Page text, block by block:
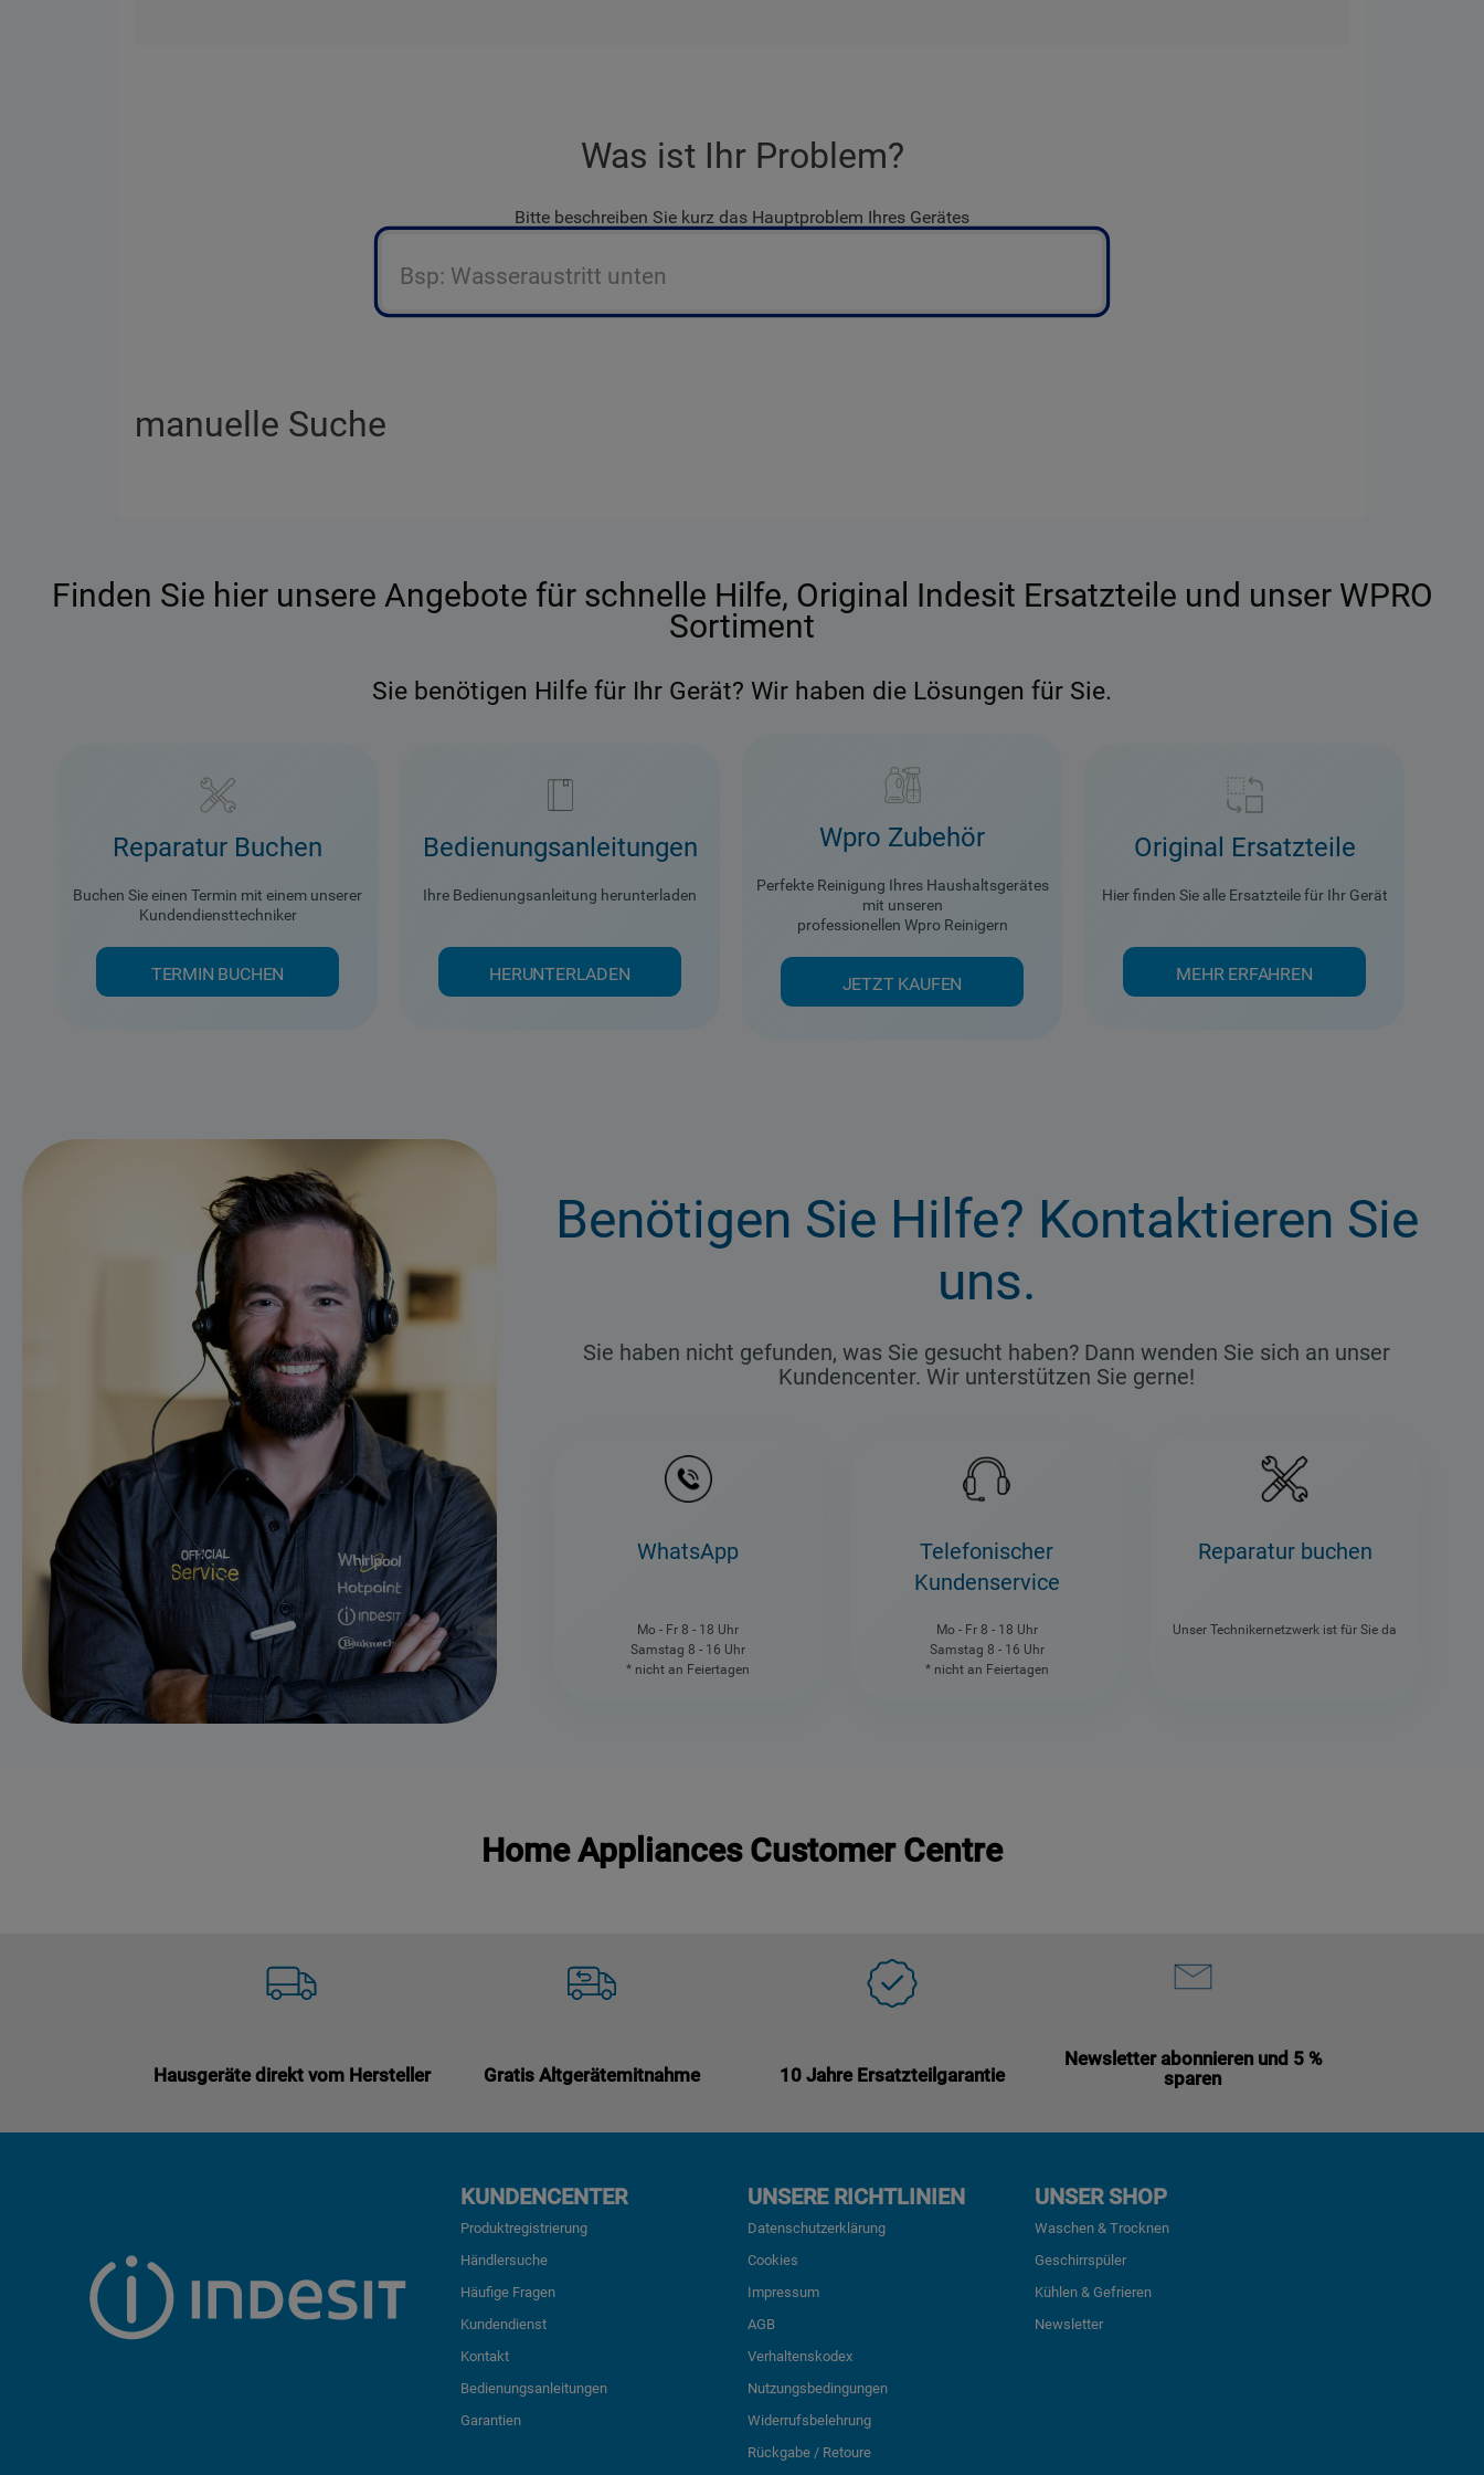
Was ist Ihr Problem?
Bitte beschreiben Sie kurz das Hauptproblem Ihres Gerätes
manuelle Suche
Finden Sie hier unsere Angebote für schnelle Hilfe, Original Indesit Ersatzteile und unser WPRO
Sortiment
Sie benötigen Hilfe für Ihr Gerät? Wir haben die Lösungen für Sie.
Reparatur Buchen
Buchen Sie einen Termin mit einem unserer
Kundendiensttechniker
TERMIN BUCHEN
Bedienungsanleitungen
Ihre Bedienungsanleitung herunterladen
HERUNTERLADEN
Wpro Zubehör
Perfekte Reinigung Ihres Haushaltsgerätes
mit unseren
professionellen Wpro Reinigern
JETZT KAUFEN
Original Ersatzteile
Hier finden Sie alle Ersatzteile für Ihr Gerät
MEHR ERFAHREN
Benötigen Sie Hilfe? Kontaktieren Sie
uns.
Sie haben nicht gefunden, was Sie gesucht haben? Dann wenden Sie sich an unser
Kundencenter. Wir unterstützen Sie gerne!
WhatsApp
Mo - Fr 8 - 18 Uhr
Samstag 8 - 16 Uhr
* nicht an Feiertagen
Telefonischer
Kundenservice
Mo - Fr 8 - 18 Uhr
Samstag 8 - 16 Uhr
* nicht an Feiertagen
Reparatur buchen
Unser Technikernetzwerk ist für Sie da
Bedienungsanleitungen
Problemlösung
schnelle Lösungen
Mehr erfahren
Reparaturtermin buchen
Buchen Sie einen Techniker für Ihr Indesit
Gerät
Jetzt Anrufen
Wartung und Garantien?
Montag - Freitag 8 - 18 Uhr, Samstag 8 - 16 Uhr
Service Hotline:
Home Appliances Customer Centre
Hausgeräte direkt vom Hersteller Gratis Altgerätemitnahme 10 Jahre Ersatzteilgarantie
Newsletter abonnieren und 5 %
sparen
KUNDENCENTER
Produktregistrierung
Händlersuche
Häufige Fragen
Kundendienst
Kontakt
Bedienungsanleitungen
Garantien
UNSERE RICHTLINIEN
Datenschutzerklärung
Cookies
Impressum
AGB
Verhaltenskodex
Nutzungsbedingungen
Widerrufsbelehrung
Rückgabe / Retoure
UNSER SHOP
Waschen & Trocknen
Geschirrspüler
Kühlen & Gefrieren
Newsletter